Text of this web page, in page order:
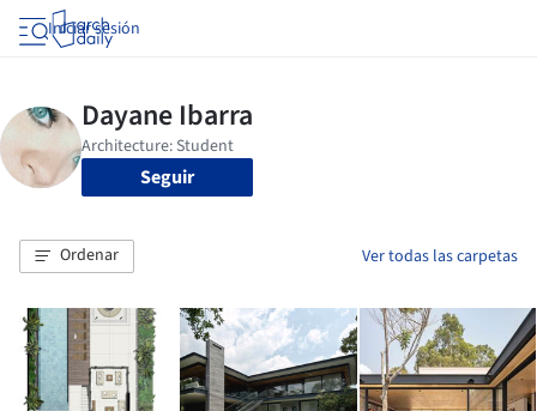
Iniciar sesión
Seguir
Ordenar Ver todas las carpetas